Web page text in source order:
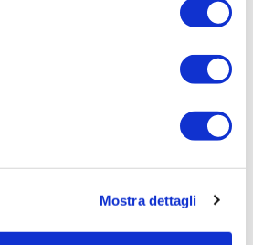
Mostra dettagli
a Femca Cisl: rilievi
stampa da Femca Cisl nei